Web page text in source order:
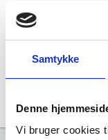
Samtykke
Denne
Vi bruger cookies
Årsrapporten 2021-
Årsrapporten 2020-